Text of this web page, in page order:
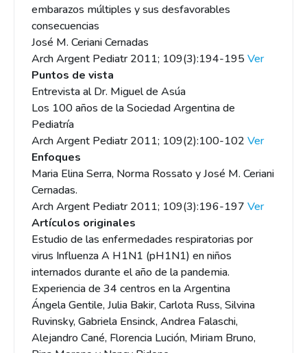
embarazos múltiples y sus desfavorables
consecuencias
José M. Ceriani Cernadas
Arch Argent Pediatr 2011; 109(3):194-195Ver
Puntos de vista
Entrevista al Dr. Miguel de Asúa
Los 100 años de la Sociedad Argentina de
Pediatría
Arch Argent Pediatr 2011; 109(2):100-102 Ver
Enfoques
Maria Elina Serra, Norma Rossato y José M. Ceriani
Cernadas.
Arch Argent Pediatr 2011; 109(3):196-197 Ver
Artículos originales
Estudio de las enfermedades respiratorias por
virus Influenza A H1N1 (pH1N1) en niños
internados durante el año de la pandemia.
Experiencia de 34 centros en la Argentina
Ángela Gentile, Julia Bakir, Carlota Russ, Silvina
Ruvinsky, Gabriela Ensinck, Andrea Falaschi,
Alejandro Cané, Florencia Lución, Miriam Bruno,